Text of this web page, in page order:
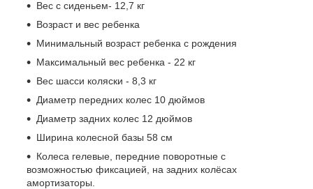
Вес с сиденьем- 12,7 кг
Возраст и вес ребенка
Минимальный возраст ребенка с рождения
Максимальный вес ребенка - 22 кг
Вес шасси коляски - 8,3 кг
Диаметр передних колес 10 дюймов
Диаметр задних колес 12 дюймов
Ширина колесной базы 58 см
Колеса гелевые, передние поворотные с
возможностью фиксацией, на задних колёсах
амортизаторы.